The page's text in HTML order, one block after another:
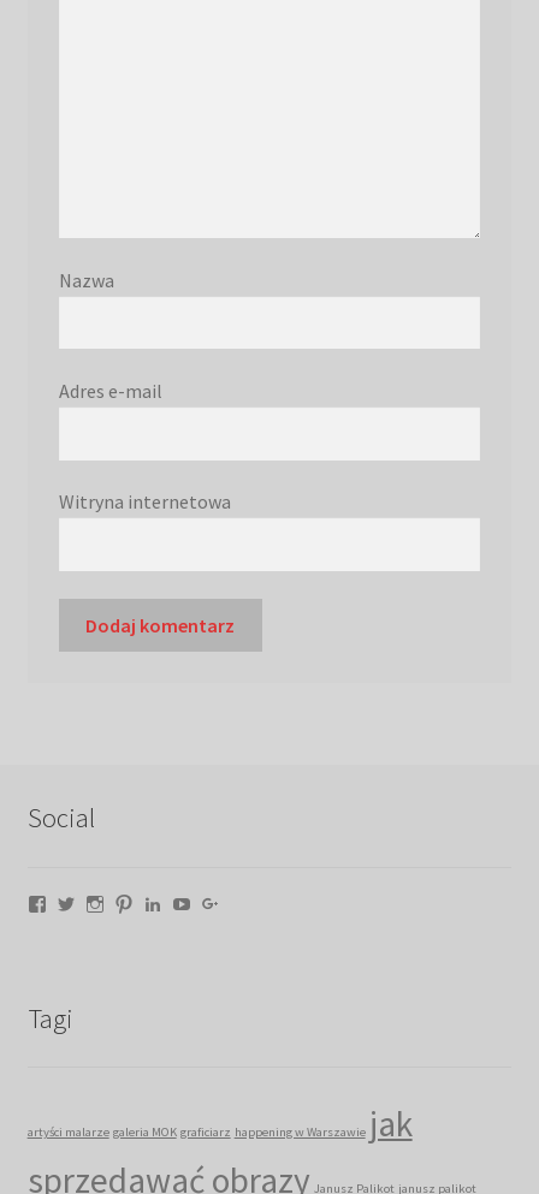
Nazwa
Adres e-mail
Witryna internetowa
Social
Facebook
TwitterInstagram
PinterestLinkedIn
YouTube
Tagi
artyści malarze galeria MOK graficiarz happening w Warszawie jak
sprzedawać obrazy Janusz Palikot janusz palikot